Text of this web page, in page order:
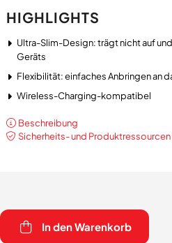
HIGHLIGHTS
Ultra-Slim-Design: trägt nicht auf
Geräts
Flexibilität: einfaches Anbringen an
Wireless-Charging-kompatibel
Beschreibung
Sicherheits- und Produktressourcen
In den Warenkorb